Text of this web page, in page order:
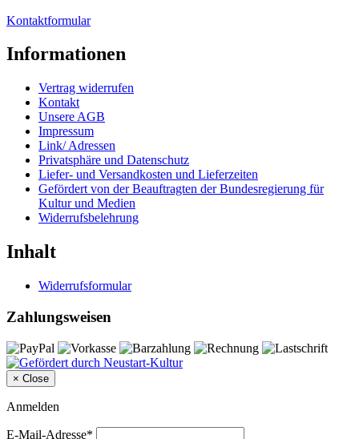
Kontaktformular
Informationen
Vertrag widerrufen
Kontakt
Unsere AGB
Impressum
Link/ Adressen
Privatsphäre und Datenschutz
Liefer- und Versandkosten und Lieferzeiten
Gefördert von der Beauftragten der Bundesregierung für
Kultur und Medien
Widerrufsbelehrung
Inhalt
Widerrufsformular
Zahlungsweisen
× Close
Anmelden
E-Mail-Adresse*